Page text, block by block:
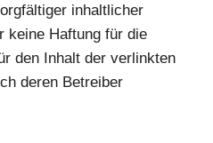
inhaltlicher
keine Haftung für die
den Inhalt der verlinkten
deren Betreiber